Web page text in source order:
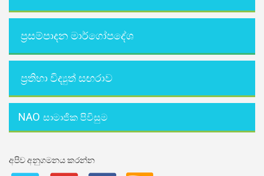
ප්‍රසම්පාදන මාර්ගෝපදේශ
ප්‍රතිභා විද්‍යුත් සඟරාව
NAO සාමාජික පිවිසුම
අපිව අනුගමනය කරන්න